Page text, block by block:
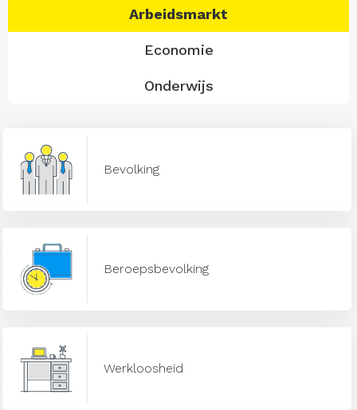
Arbeidsmarkt
Economie
Onderwijs
Bevolking
Beroepsbevolking
Werkloosheid